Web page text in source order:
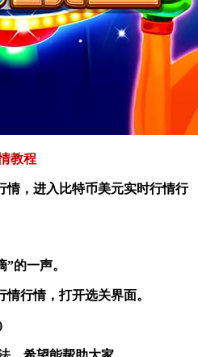
教程
情，进入比特币美元实时行情行
的一声。
行情，打开选关界面。